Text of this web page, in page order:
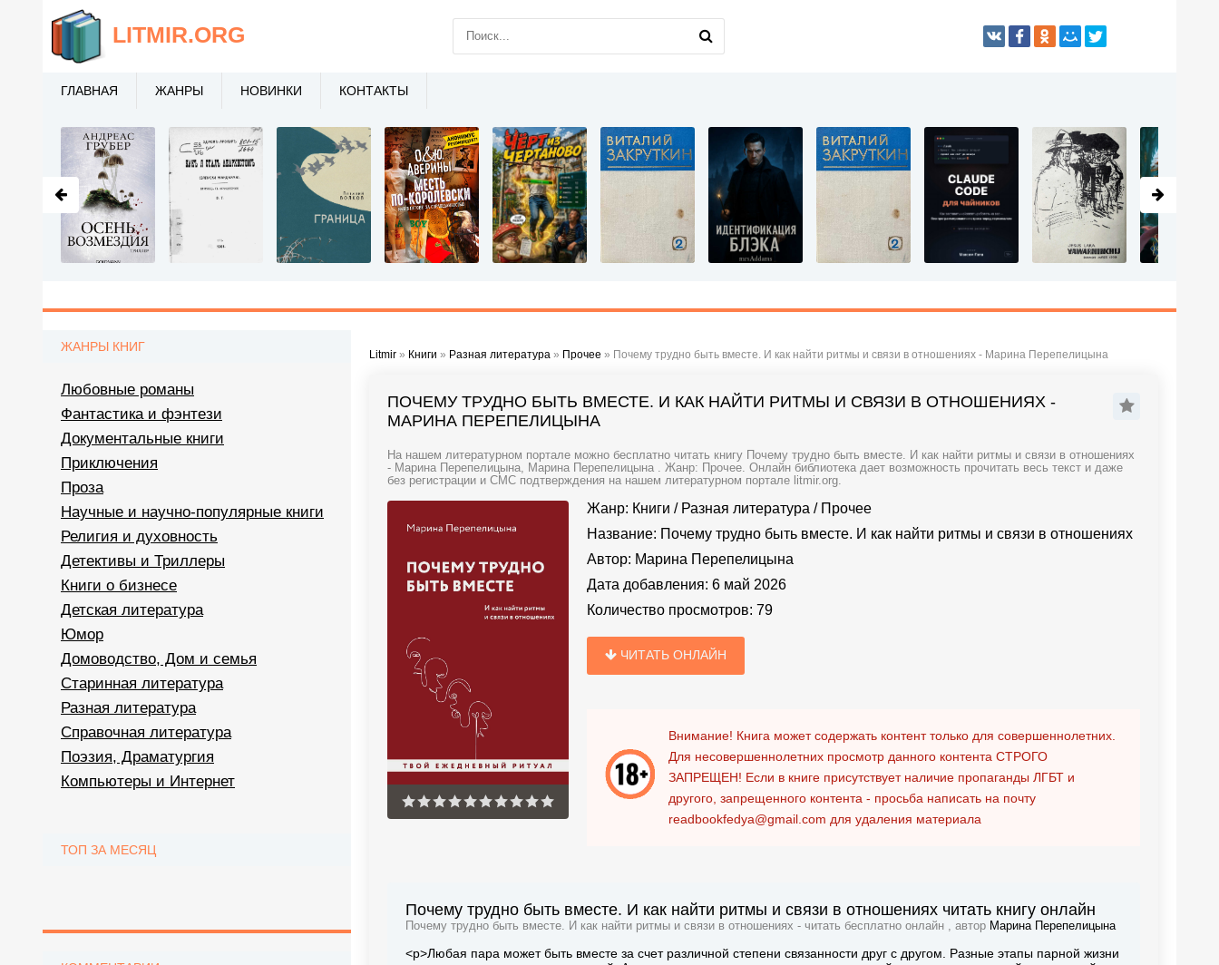
Litmir » Книги » Разная литература » Прочее » Почему трудно быть вместе. И как найти ритмы и связи в отношениях - Марина Перепелицына
ПОЧЕМУ ТРУДНО БЫТЬ ВМЕСТЕ. И КАК НАЙТИ РИТМЫ И СВЯЗИ В ОТНОШЕНИЯХ -
МАРИНА ПЕРЕПЕЛИЦЫНА
На нашем литературном портале можно бесплатно читать книгу Почему трудно быть вместе. И как найти ритмы и связи в отношениях
- Марина Перепелицына, Марина Перепелицына . Жанр: Прочее. Онлайн библиотека дает возможность прочитать весь текст и даже
без регистрации и СМС подтверждения на нашем литературном портале litmir.org.
Жанр: Книги / Разная литература / Прочее
Название: Почему трудно быть вместе. И как найти ритмы и связи в отношениях
Автор: Марина Перепелицына
Дата добавления: 6 май 2026
Количество просмотров: 79
ЧИТАТЬ ОНЛАЙН
Внимание! Книга может содержать контент только для совершеннолетних.
Для несовершеннолетних просмотр данного контента СТРОГО
ЗАПРЕЩЕН! Если в книге присутствует наличие пропаганды ЛГБТ и
другого, запрещенного контента - просьба написать на почту
readbookfedya@gmail.com для удаления материала
Почему трудно быть вместе. И как найти ритмы и связи в отношениях читать книгу онлайн
Почему трудно быть вместе. И как найти ритмы и связи в отношениях - читать бесплатно онлайн , автор Марина Перепелицына
<p>Любая пара может быть вместе за счет различной степени связанности друг с другом. Разные этапы парной жизни
ЖАНРЫ КНИГ
Любовные романы
Фантастика и фэнтези
Документальные книги
Приключения
Проза
Научные и научно-популярные книги
Религия и духовность
Детективы и Триллеры
Книги о бизнесе
Детская литература
Юмор
Домоводство, Дом и семья
Старинная литература
Разная литература
Справочная литература
Поэзия, Драматургия
Компьютеры и Интернет
ТОП ЗА МЕСЯЦ
LITMIR.ORG
ГЛАВНАЯ ЖАНРЫ НОВИНКИ КОНТАКТЫ